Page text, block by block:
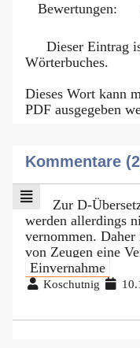
Bewertungen:
Dieser Eintrag
Wörterbuches.
Dieses Wort kann
PDF ausgegeben
Kommentare
Zur D-
werden allerdings
vernommen.
von Zeugen eine
Einvernahme
Koschutnig